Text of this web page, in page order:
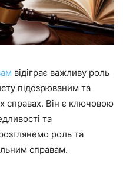
відіграє важливу роль
підозрюваним та
справах. Він є ключовою
та
роль та
справам.